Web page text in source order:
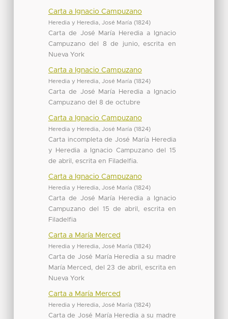
Carta a Ignacio Campuzano
Heredia y Heredia, José María (1824)
Carta de José María Heredia a Ignacio
Campuzano del 8 de junio, escrita en
Nueva York
Carta a Ignacio Campuzano
Heredia y Heredia, José María (1824)
Carta de José María Heredia a Ignacio
Campuzano del 8 de octubre
Carta a Ignacio Campuzano
Heredia y Heredia, José María (1824)
Carta incompleta de José María Heredia
y Heredia a Ignacio Campuzano del 15
de abril, escrita en Filadelfia.
Carta a Ignacio Campuzano
Heredia y Heredia, José María (1824)
Carta de José María Heredia a Ignacio
Campuzano del 15 de abril, escrita en
Filadelfia
Carta a María Merced
Heredia y Heredia, José María (1824)
Carta de José María Heredia a su madre
María Merced, del 23 de abril, escrita en
Nueva York
Carta a María Merced
Heredia y Heredia, José María (1824)
Carta de José María Heredia a su madre